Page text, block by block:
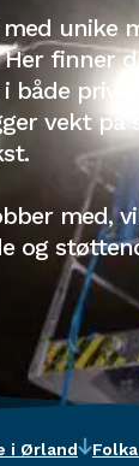
unike
finner
i både
vekt på
med,
og
i Ørland